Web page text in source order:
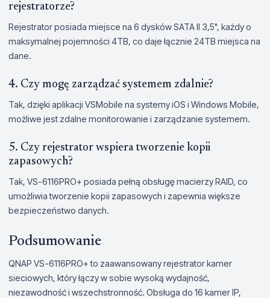
rejestratorze?
Rejestrator posiada miejsce na 6 dysków SATA II 3,5", każdy o
maksymalnej pojemności 4TB, co daje łącznie 24TB miejsca na
dane.
4. Czy mogę zarządzać systemem zdalnie?
Tak, dzięki aplikacji VSMobile na systemy iOS i Windows Mobile,
możliwe jest zdalne monitorowanie i zarządzanie systemem.
5. Czy rejestrator wspiera tworzenie kopii
zapasowych?
Tak, VS-6116PRO+ posiada pełną obsługę macierzy RAID, co
umożliwia tworzenie kopii zapasowych i zapewnia większe
bezpieczeństwo danych.
Podsumowanie
QNAP VS-6116PRO+ to zaawansowany rejestrator kamer
sieciowych, który łączy w sobie wysoką wydajność,
niezawodność i wszechstronność. Obsługa do 16 kamer IP,